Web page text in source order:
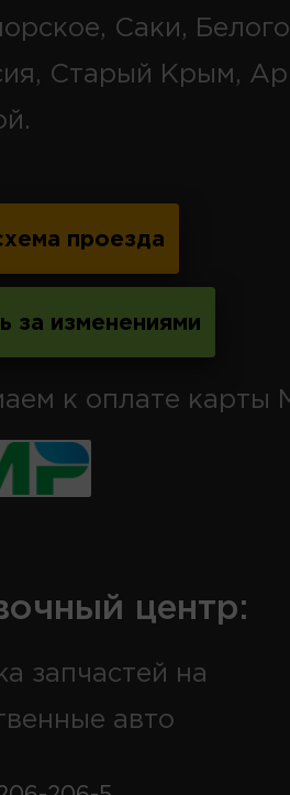
Саки,
Старый Крым,
проезда
за изменениями
к оплате карты
центр:
запчастей на
авто